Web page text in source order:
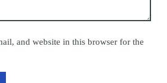
and website in this browser for the